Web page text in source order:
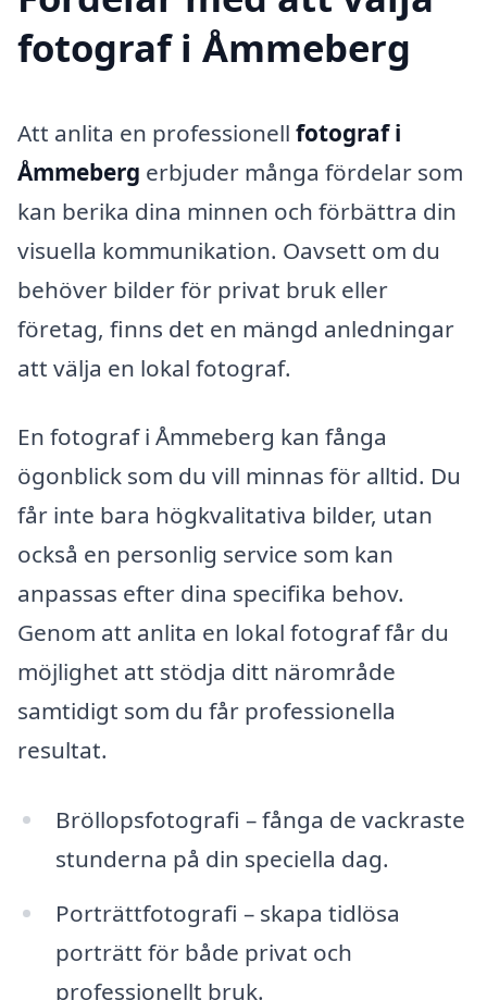
fotograf i Åmmeberg
Att anlita en professionell fotograf i
Åmmeberg erbjuder många fördelar som
kan berika dina minnen och förbättra din
visuella kommunikation. Oavsett om du
behöver bilder för privat bruk eller
företag, finns det en mängd anledningar
att välja en lokal fotograf.
En fotograf i Åmmeberg kan fånga
ögonblick som du vill minnas för alltid. Du
får inte bara högkvalitativa bilder, utan
också en personlig service som kan
anpassas efter dina specifika behov.
Genom att anlita en lokal fotograf får du
möjlighet att stödja ditt närområde
samtidigt som du får professionella
resultat.
Bröllopsfotografi – fånga de vackraste
stunderna på din speciella dag.
Porträttfotografi – skapa tidlösa
porträtt för både privat och
professionellt bruk.